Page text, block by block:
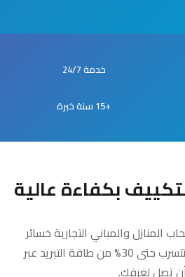
خدمة 24/7
+15 سنة خبرة
بكفاءة عالية
المنازل والمباني التجارية خسائر
طاقة هائلة، إذ يمكن أن تتسرب حتى 30% من طاقة التبريد عبر
تصل لغرفك.